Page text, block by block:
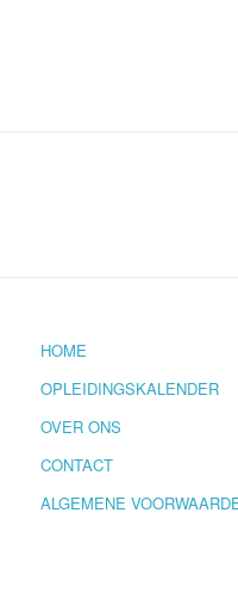
HOME
OPLEIDINGSKALENDER
OVER ONS
CONTACT
ALGEMENE